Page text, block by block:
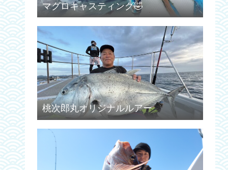
マグロキャスティング🤣
桃次郎丸オリジナルルアー